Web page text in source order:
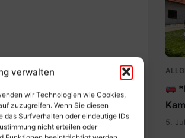
verwalten
wir Technologien wie Cookies,
zuzugreifen. Wenn Sie diesen
Surfverhalten oder eindeutige IDs
nicht erteilen oder
5.